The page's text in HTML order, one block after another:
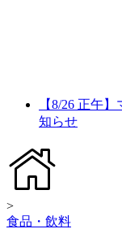
【8/26 正午
知らせ
>
食品・飲料